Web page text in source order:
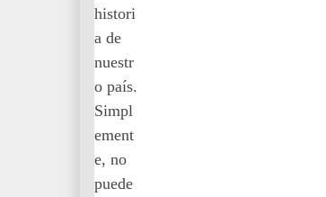
histori
a de
nuestr
o país.
Simpl
ement
e, no
puede